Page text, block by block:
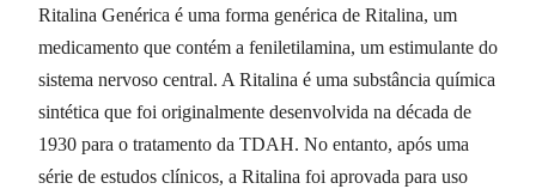
Ritalina Genérica é uma forma genérica de Ritalina, um
medicamento que contém a feniletilamina, um estimulante do
sistema nervoso central. A Ritalina é uma substância química
sintética que foi originalmente desenvolvida na década de
1930 para o tratamento da TDAH. No entanto, após uma
série de estudos clínicos, a Ritalina foi aprovada para uso